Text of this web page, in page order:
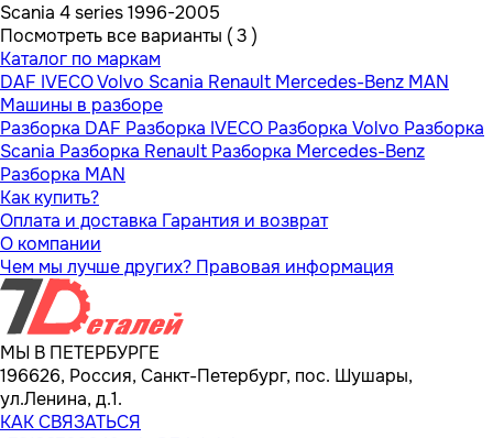
Scania 4 series 1996-2005
Посмотреть все варианты ( 3 )
Каталог по маркам
DAF IVECOVolvo Scania Renault Mercedes-Benz MAN
Машины в разборе
Разборка DAF Разборка IVECO Разборка Volvo Разборка
Scania Разборка Renault Разборка Mercedes-Benz
Разборка MAN
Как купить?
Оплата и доставка Гарантия и возврат
О компании
Чем мы лучше других? Правовая информация
МЫ В ПЕТЕРБУРГЕ
196626, Россия, Санкт-Петербург, пос. Шушары,
ул.Ленина, д.1.
КАК СВЯЗАТЬСЯ